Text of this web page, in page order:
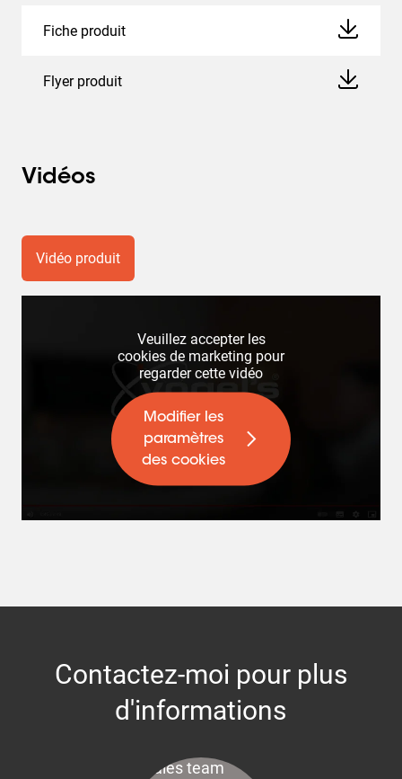
Fiche produit
Flyer produit
Vidéos
Vidéo produit
Veuillez accepter les
cookies de marketing pour
regarder cette vidéo
Modifier les
paramètres
des cookies
Contactez-moi pour plus
d'informations